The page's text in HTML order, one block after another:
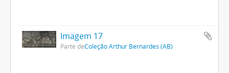
Imagem 17
Parte deColeção Arthur Bernardes (AB)